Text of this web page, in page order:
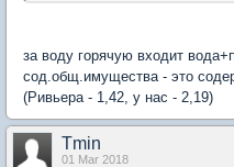
К чему
за воду горячую входит
сод.общ.имущества - это
(Ривьера - 1,42, у нас - 2,19)
Tmin
01 Mar 2018